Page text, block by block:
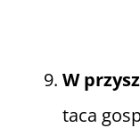
W
taca